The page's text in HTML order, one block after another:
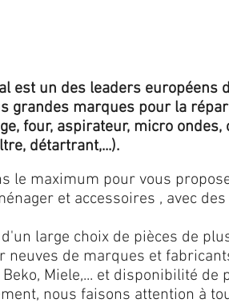
est un des leaders européens
grandes marques pour la
four, aspirateur, micro ondes,
détartrant,...).
le maximum pour vous
et accessoires , avec
large choix de pièces de
neuves de marques et
Miele,... et disponibilité
nous faisons attention à